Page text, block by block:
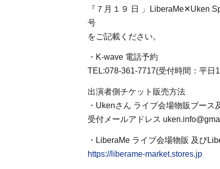
『７月１９ 日 」LiberaMe✕Uken
号
をご記載ください。
・K-wave 電話予約
TEL:078-361-7717(受付時間：平日
出演者側チケット販売方法
・Ukenさん ライブ会場物販ブー
受付メールアドレス
・LiberaMe ライブ会場物販 及び
https://liberame-market.stores.jp